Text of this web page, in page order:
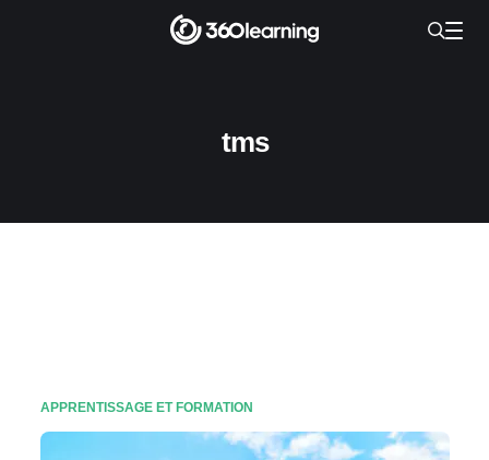
tms
APPRENTISSAGE ET FORMATION